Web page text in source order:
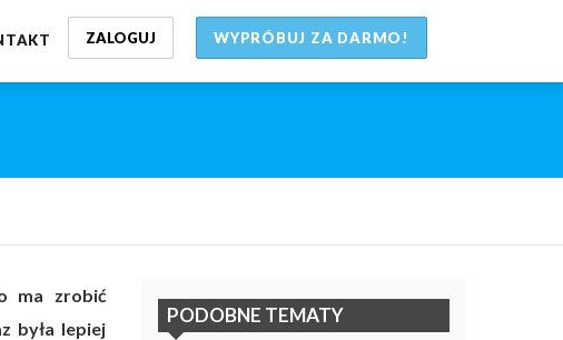
WYPRÓBUJ ZA DARMO!
ZALOGUJ
ma zrobić
była lepiej
PODOBNE TEMATY